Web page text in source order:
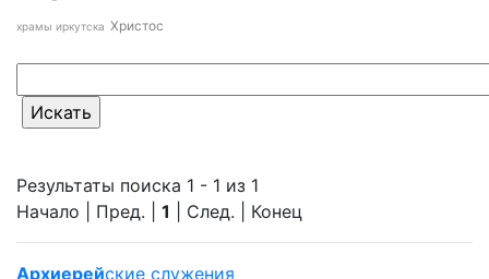
храмы иркутска Христос
Результаты поиска 1 - 1 из 1
Начало | Пред. | 1 | След. | Конец
Архиерейские служения